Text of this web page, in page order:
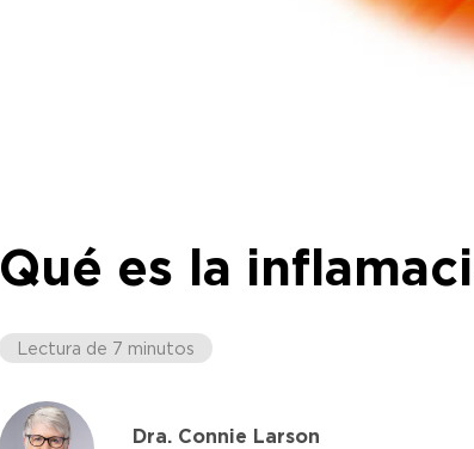
Qué es la
Lectura de 7 minutos
Dra. Connie Larson